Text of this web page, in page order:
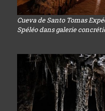
Cueva de Santo Tomas
Spéléo dans galerie